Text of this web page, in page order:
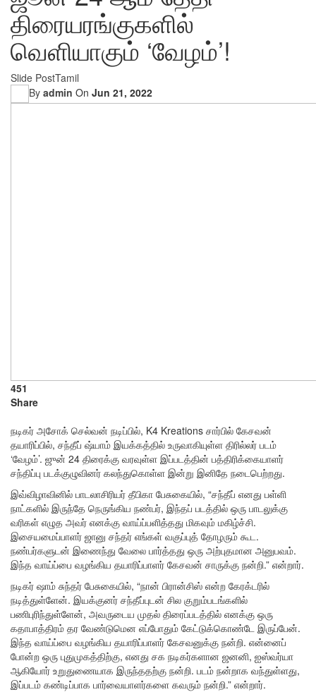
திரையரங்குகளில்
வெளியாகும் ‘வேழம்’!
Slide PostTamil
By admin On Jun 21, 2022
451
Share
நடிகர் அசோக் செல்வன் நடிப்பில், K4 Kreations சார்பில் கேசவன்
தயாரிப்பில், சந்தீப் ஷ்யாம் இயக்கத்தில் உருவாகியுள்ள திரில்லர் படம்
‘வேழம்’. ஜுன் 24 திரைக்கு வரவுள்ள இப்படத்தின் பத்திரிக்கையாளர்
சந்திப்பு படக்குழுவினர் கலந்துகொள்ள இன்று இனிதே நடைபெற்றது.
இவ்விழாவினில் பாடலாசிரியர் தீபிகா பேசுகையில், “சந்தீப் எனது பள்ளி
நாட்களில் இருந்தே நெருங்கிய நண்பர், இந்தப் படத்தில் ஒரு பாடலுக்கு
வரிகள் எழுத அவர் எனக்கு வாய்ப்பளித்தது மிகவும் மகிழ்ச்சி.
இசையமைப்பாளர் ஜானு சந்தர் எங்கள் வகுப்புத் தோழரும் கூட.
நண்பர்களுடன் இணைந்து வேலை பார்த்தது ஒரு அற்புதமான அனுபவம்.
இந்த வாய்ப்பை வழங்கிய தயாரிப்பாளர் கேசவன் சாருக்கு நன்றி.” என்றார்.
நடிகர் ஷாம் சுந்தர் பேசுகையில், “நான் பிரான்சிஸ் என்ற கேரக்டரில்
நடித்துள்ளேன். இயக்குனர் சந்தீப்புடன் சில குறும்படங்களில்
பணிபுரிந்துள்ளேன், அவருடைய முதல் திரைப்படத்தில் எனக்கு ஒரு
கதாபாத்திரம் தர வேண்டுமென எப்போதும் கேட்டுக்கொண்டே இருப்பேன்.
இந்த வாய்ப்பை வழங்கிய தயாரிப்பாளர் கேசவனுக்கு நன்றி. என்னைப்
போன்ற ஒரு புதுமுகத்திற்கு, எனது சக நடிகர்களான ஜனனி, ஐஸ்வர்யா
ஆகியோர் உறுதுணையாக இருந்ததற்கு நன்றி. படம் நன்றாக வந்துள்ளது,
இப்படம் கண்டிப்பாக பார்வையாளர்களை கவரும் நன்றி.” என்றார்.